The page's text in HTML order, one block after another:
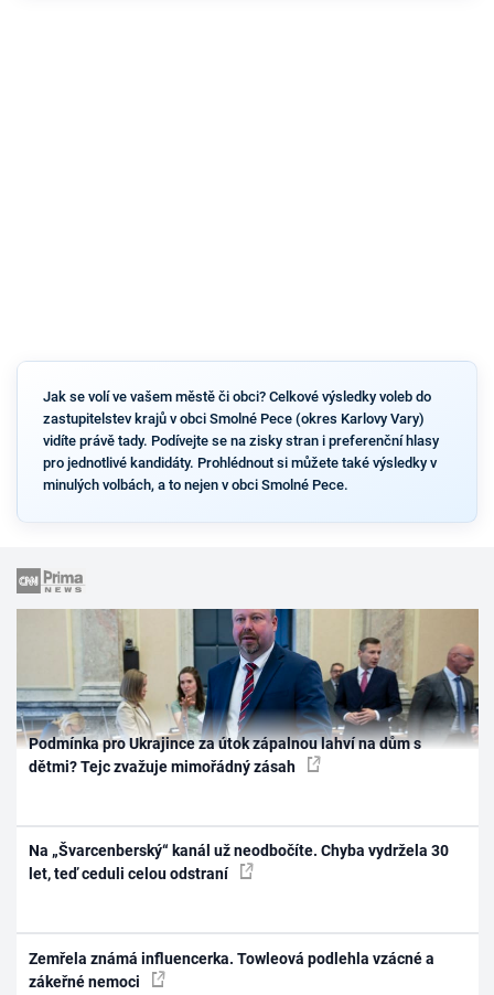
Jak se volí ve vašem městě či obci? Celkové výsledky voleb do
zastupitelstev krajů v obci Smolné Pece (okres Karlovy Vary)
vidíte právě tady. Podívejte se na zisky stran i preferenční hlasy
pro jednotlivé kandidáty. Prohlédnout si můžete také výsledky v
minulých volbách, a to nejen v obci Smolné Pece.
Podmínka pro Ukrajince za útok zápalnou lahví na dům s
dětmi? Tejc zvažuje mimořádný zásah
Na „Švarcenberský“ kanál už neodbočíte. Chyba vydržela 30
let, teď ceduli celou odstraní
Zemřela známá influencerka. Towleová podlehla vzácné a
zákeřné nemoci